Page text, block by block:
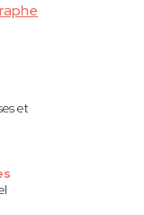
et